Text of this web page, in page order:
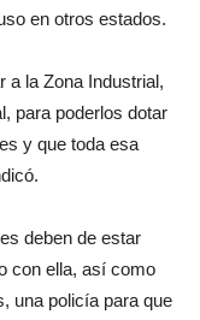
en otros estados.
a la Zona Industrial,
para poderlos dotar
y que toda esa
deben de estar
con ella, así como
una policía para que